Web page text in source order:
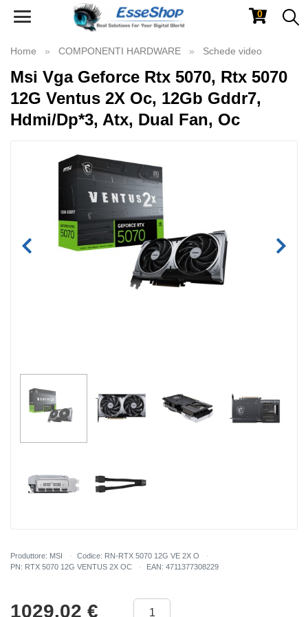
Toggle
0
Home COMPONENTI HARDWARE Schede video
Msi Vga Geforce Rtx 5070, Rtx 5070
12G Ventus 2X Oc, 12Gb Gddr7,
Hdmi/Dp*3, Atx, Dual Fan, Oc
Produttore: MSI
Codice: RN-RTX 5070 12G VE 2X O
PN: RTX 5070 12G VENTUS 2X OC
EAN: 4711377308229
1029.02 €